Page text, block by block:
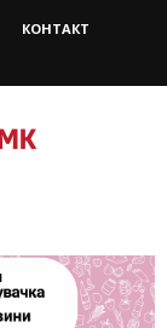
КОНТАКТ